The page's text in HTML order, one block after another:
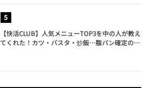
【快活CLUB】人気メニューTOP3を中の人が教え
てくれた！カツ・パスタ・炒飯…腹パン確定のガ